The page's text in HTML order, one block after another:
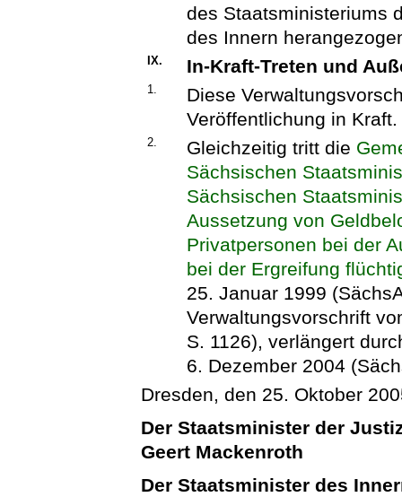
des Staatsministeriums
des Innern
IX. In-Kraft-Treten und
1.
Diese
Veröffentlichung in Kraft.
2. Gleichzeitig tritt die
Sächsischen
Sächsischen
Aussetzung von
Privatpersonen bei der
bei der Ergreifung
25. Januar 1999
Verwaltungsvorschrift
S. 1126), verlängert
6. Dezember 2004
Dresden, den 25. Oktober
Der Staatsminister der
Geert Mackenroth
Der Staatsminister des